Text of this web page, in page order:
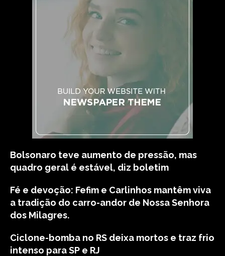
Bolsonaro teve aumento de pressão, mas
quadro geral é estável, diz boletim
Fé e devoção: Fefim e Carlinhos mantêm viva
a tradição do carro-andor de Nossa Senhora
dos Milagres.
Ciclone-bomba no RS deixa mortos e traz frio
intenso para SP e RJ